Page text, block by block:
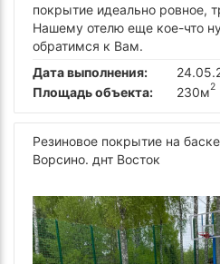
покрытие идеально ровное,
Нашему отелю еще кое-что
обратимся к Вам.
Дата выполнения:
Площадь объекта:
230м2
Резиновое покрытие на
Ворсино. днт Восток